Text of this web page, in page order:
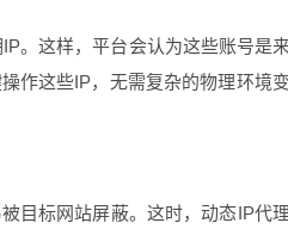
。这样，平台会认为这些账号是
作这些IP，无需复杂的物理环境变
目标网站屏蔽。这时，动态IP代理